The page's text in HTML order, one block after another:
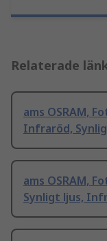
Relaterade
ams OSRAM,
Infraröd,
ams OSRAM,
Synligt ljus,